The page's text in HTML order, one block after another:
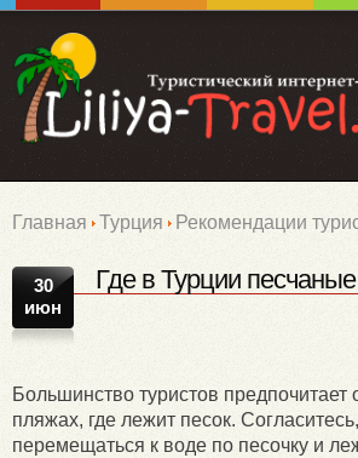
Главная Турция Рекомендации
30
июн
Где в Турции
Большинство туристов предпочитает
пляжах, где лежит песок.
перемещаться к воде по песочку и